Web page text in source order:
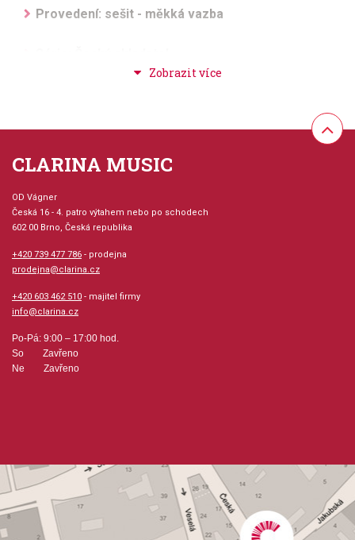
Provedení: sešit - měkká vazba
Počet skladeb: 25
Počet stran: 32
hudební úprava: klavír
Obsazení: solo
Odběr minimálně 1 kus
Černoušek / African Boy (1 piano 4 hands)Skleněný
panáček / Glass Figure (1 piano 4 hands)Hra / Game (1
piano 4 hands)Ach, to bolí zuby / On, My Teeth
AcheUkolébavka pro Janičku / Lullaby for Little
CLARINA MUSIC
OD Vágner
Česká 16 - 4. patro výtahem nebo po schodech
602 00 Brno, Česká republika
+420 739 477 786 - prodejna
prodejna@clarina.cz
+420 603 462 510 - majitel firmy
info@clarina.cz
Po-Pá: 9:00 – 17:00 hod.
So Zavřeno
Ne Zavřeno